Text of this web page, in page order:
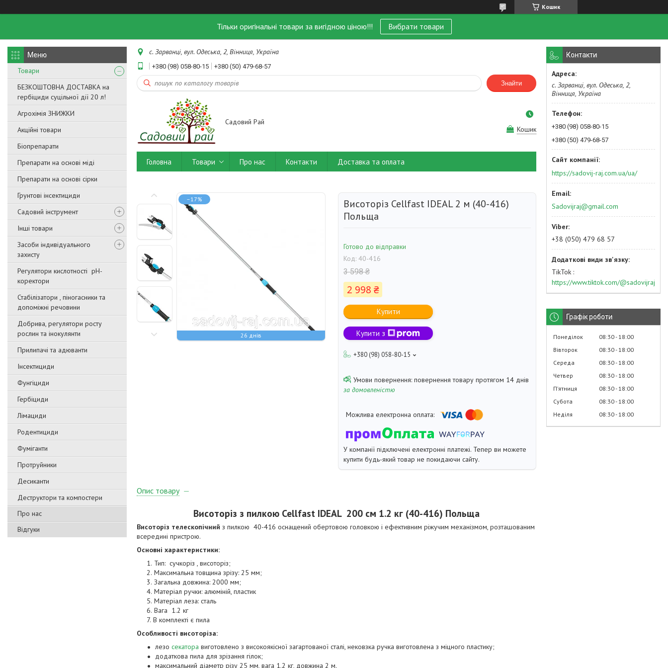
Кошик
Тільки оригінальні товари за вигідною ціною!!! Вибрати товари
Товари
БЕЗКОШТОВНА ДОСТАВКА на
гербіциди суцільної дії 20 л!
Агрохімія ЗНИЖКИ
Акційні товари
Біопрепарати
Препарати на основі міді
Препарати на основі сірки
Грунтові інсектициди
Садовий інструмент
Інші товари
Засоби індивідуального
захисту
Регулятори кислотності pН-
коректори
Стабілізатори , піногасники та
допоміжні речовини
Добрива, регулятори росту
рослин та інокулянти
Прилипачі та адюванти
Інсектициди
Фунгіциди
Гербіциди
Лімациди
Родентициди
Фуміганти
Протруйники
Десиканти
Деструктори та компостери
Про нас
Відгуки
с. Зарванці, вул. Одеська, 2, Вінниця, Україна
+380 (98) 058-80-15 +380 (50) 479-68-57
Знайти
Садовий Рай
Кошик
Головна Товари Про нас Контакти Доставка та оплата
–17%
26 днів
Висоторіз Cellfast IDEAL 2 м (40-416)
Польща
Готово до відправки
Код: 40-416
3 598 ₴
2 998 ₴
Купити
Купити з
+380 (98) 058-80-15
повернення товару протягом 14 днів
за домовленістю
У компанії підключені електронні платежі. Тепер ви можете
купити будь-який товар не покидаючи сайту.
Опис товару
Висоторіз з пилкою Cellfast IDEAL 200 см 1.2 кг (40-416) Польща
Висоторіз телескопічний з пилкою 40-416 оснащений обертовою головкою і ефективним ріжучим механізмом, розташованим
всередині пристрою.
Основні характеристики:
Тип: сучкоріз , висоторіз;
Максимальна товщина зрізу: 25 мм;
Загальна довжина: 2000 мм;
Матеріал ручки: алюміній, пластик
Матеріал леза: сталь
Вага 1.2 кг
В комплекті є пила
Особливості висоторіза:
лезо секатора виготовлено з високоякісної загартованої сталі, нековзка ручка виготовлена ​​з міцного пластику;
додаткова пила для зрізання гілок;
максимальний діаметр різу 25 мм, вага 1,2 кг, довжина 2 м.
Контакти
с. Зарванці, вул. Одеська, 2,
Вінниця, Україна
+380 (98) 058-80-15
+380 (50) 479-68-57
https://sadovij-raj.com.ua/ua/
Sadovijraj@gmail.com
+38 (050) 479 68 57
TikTok
https://www.tiktok.com/@sadovijraj
Графік роботи
Понеділок 08:30 18:00
Вівторок
08:30 18:00
Середа
08:30 18:00
Четвер
08:30 18:00
Пʼятниця
08:30 18:00
Субота
08:30 18:00
Неділя
08:30 18:00